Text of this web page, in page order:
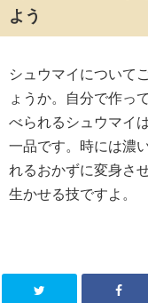
よう
シュウマイについて
ょうか。自分で作っ
べられるシュウマイ
一品です。時には濃
れるおかずに変身さ
生かせる技ですよ。